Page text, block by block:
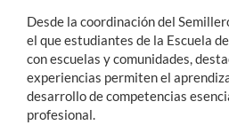
Desde la coordinación del
el que estudiantes de la Escuela
con escuelas y comunidades,
experiencias permiten el
desarrollo de competencias
profesional.